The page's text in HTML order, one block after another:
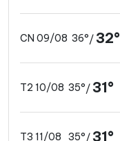
CN 09/08 36°/ 32°
T2 10/08 35°/ 31°
T3 11/08 35°/ 31°